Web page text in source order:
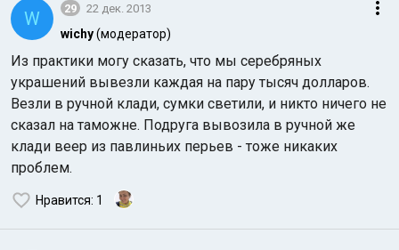
W 29 22 дек. 2013
wichy(модератор)
Из практики могу сказать, что мы серебряных
украшений вывезли каждая на пару тысяч долларов.
Везли в ручной клади, сумки светили, и никто ничего не
сказал на таможне. Подруга вывозила в ручной же
клади веер из павлиньих перьев - тоже никаких
проблем.
Нравится: 1